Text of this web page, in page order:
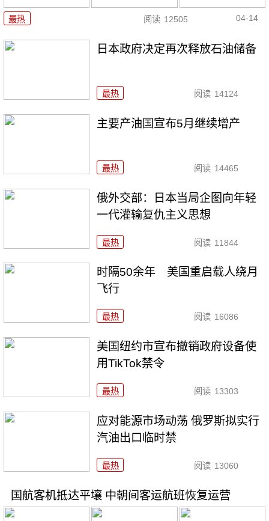
最热 阅读 12505 04-14
日本政府决定再次释放石油储备
最热 阅读 14124
主要产油国宣布5月继续增产
最热 阅读 14465
俄外交部：日本当局企图向年轻
一代灌输复仇主义思想
最热 阅读 11844
时隔50余年 美国重启载人绕月
飞行
最热 阅读 16086
美国纽约市宣布撤销政府设备使
用TikTok禁令
最热 阅读 13303
应对能源市场动荡 俄罗斯拟实行
汽油出口临时禁
最热 阅读 13060
国航客机抵达平壤 中朝间客运航班恢复运营